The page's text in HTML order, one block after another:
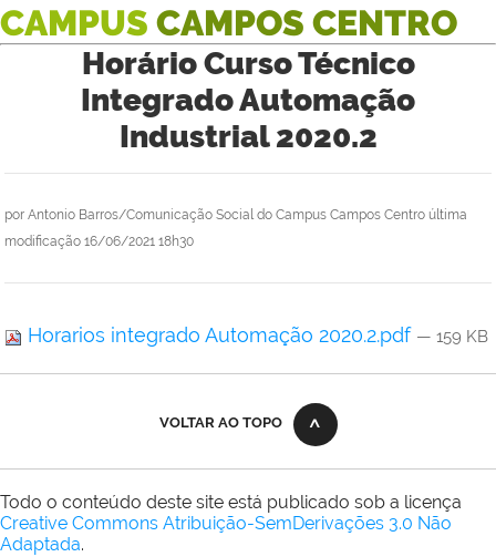
CAMPUS CAMPOS CENTRO
Horário Curso Técnico
Integrado Automação
Industrial 2020.2
por Antonio Barros/Comunicação Social do Campus Campos Centro última
modificação 16/06/2021 18h30
Horarios integrado Automação 2020.2.pdf — 159 KB
VOLTAR AO TOPO
Todo o conteúdo deste site está publicado sob a licença
Creative Commons Atribuição-SemDerivações 3.0 Não
Adaptada.